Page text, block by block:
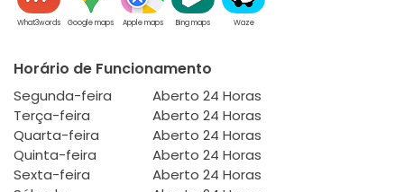
What3words Google maps Apple maps Bing maps Waze
Horário de Funcionamento
Segunda-feira
Aberto 24 Horas
Terça-feira
Aberto 24 Horas
Quarta-feira
Aberto 24 Horas
Quinta-feira
Aberto 24 Horas
Sexta-feira
Aberto 24 Horas